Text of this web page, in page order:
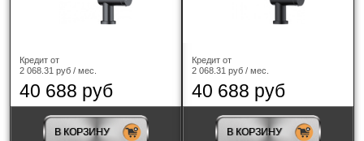
Кредит от
2 068.31 руб / мес.
40 688 руб
В КОРЗИНУ
Кредит от
2 068.31 руб / мес.
40 688 руб
В КОРЗИНУ